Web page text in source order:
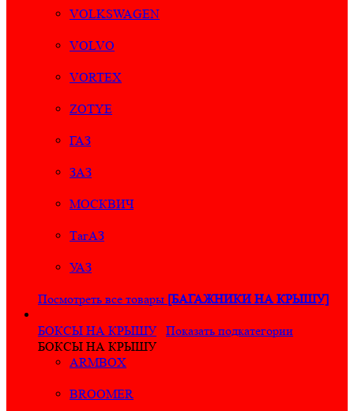
VOLKSWAGEN
VOLVO
VORTEX
ZOTYE
ГАЗ
ЗАЗ
МОСКВИЧ
ТагАЗ
УАЗ
Посмотреть все товары [БАГАЖНИКИ НА КРЫШУ]
БОКСЫ НА КРЫШУ
Показать подкатегории
БОКСЫ НА КРЫШУ
ARMBOX
BROOMER